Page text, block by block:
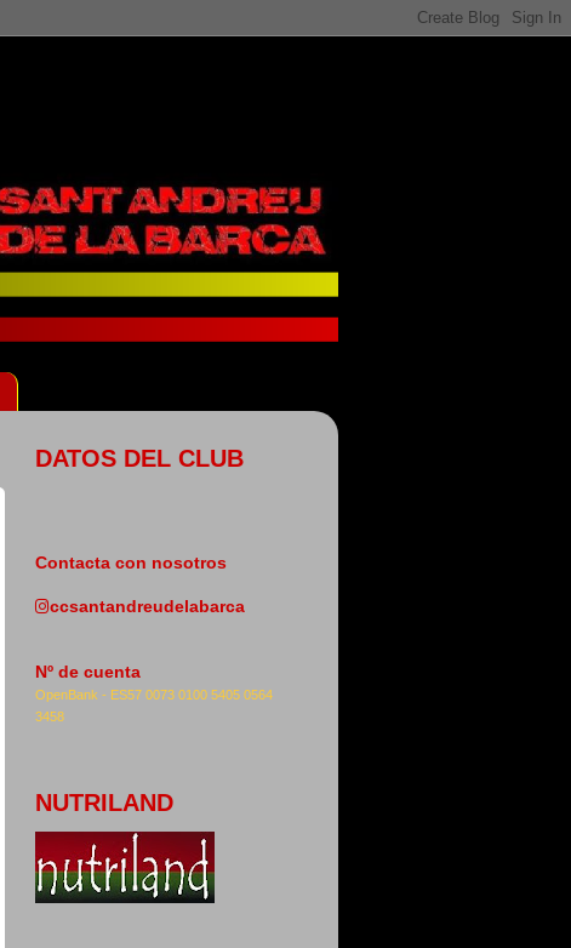
DATOS DEL CLUB
Contacta con nosotros
ccsantandreudelabarca
Nº de cuenta
OpenBank - ES57 0073 0100 5405 0564
3458
NUTRILAND